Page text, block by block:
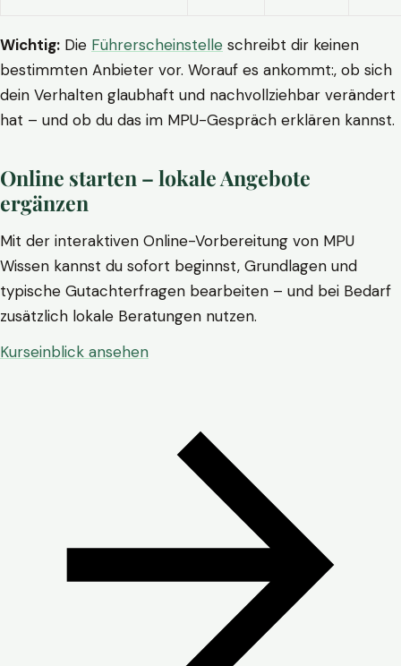
Wichtig: Die Führerscheinstelle schreibt dir keinen
bestimmten Anbieter vor. Worauf es ankommt:, ob sich
dein Verhalten glaubhaft und nachvollziehbar verändert
hat – und ob du das im MPU-Gespräch erklären kannst.
Online starten – lokale Angebote
ergänzen
Mit der interaktiven Online-Vorbereitung von MPU
Wissen kannst du sofort beginnst, Grundlagen und
typische Gutachterfragen bearbeiten – und bei Bedarf
zusätzlich lokale Beratungen nutzen.
Kurseinblick ansehen